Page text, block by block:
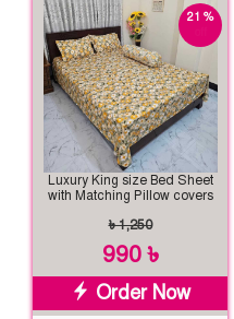
21 %
Luxury King size Bed Sheet
with Matching Pillow covers
৳ 1,250
990 ৳
Order Now